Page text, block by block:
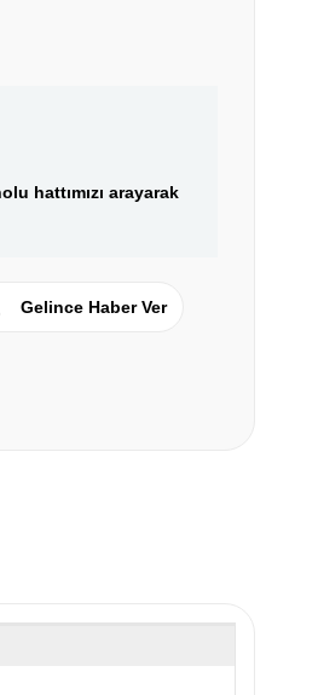
hattımızı arayarak
Gelince Haber Ver